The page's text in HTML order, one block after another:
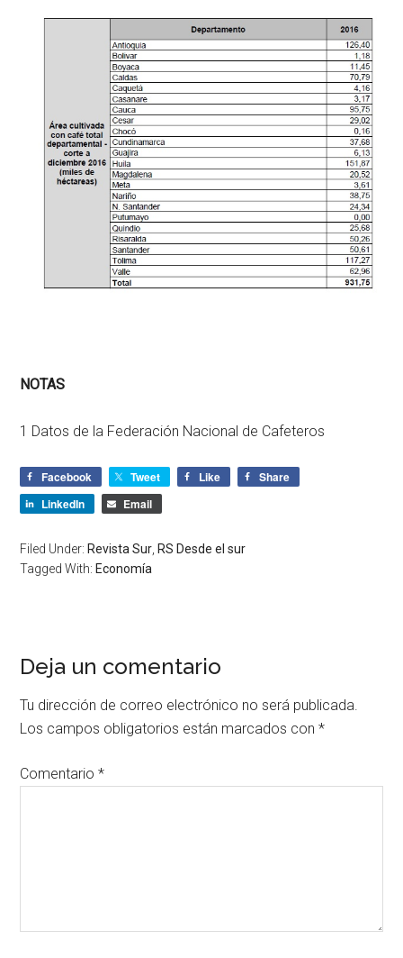
NOTAS
1 Datos de la Federación Nacional de Cafeteros
Facebook Tweet Like
Share
LinkedIn
Email
Filed Under: Revista Sur RS Desde el sur
Tagged With: Economía
Deja un comentario
Tu dirección de correo electrónico no será publicada.
Los campos obligatorios están marcados con*
Comentario*